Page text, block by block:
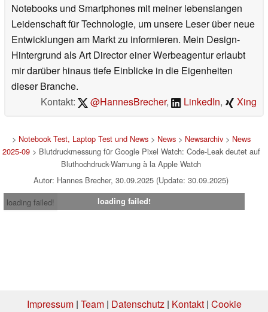
Notebooks und Smartphones mit meiner lebenslangen
Leidenschaft für Technologie, um unsere Leser über neue
Entwicklungen am Markt zu informieren. Mein Design-
Hintergrund als Art Director einer Werbeagentur erlaubt
mir darüber hinaus tiefe Einblicke in die Eigenheiten
dieser Branche.
Kontakt:
@HannesBrecher, LinkedIn, Xing
> Notebook Test, Laptop Test und News> News> Newsarchiv> News
2025-09> Blutdruckmessung für Google Pixel Watch: Code-Leak deutet auf
Bluthochdruck-Warnung à la Apple Watch
Autor: Hannes Brecher, 30.09.2025 (Update: 30.09.2025)
loading failed!
loading failed!
Impressum| Team| Datenschutz| Kontakt| Cookie